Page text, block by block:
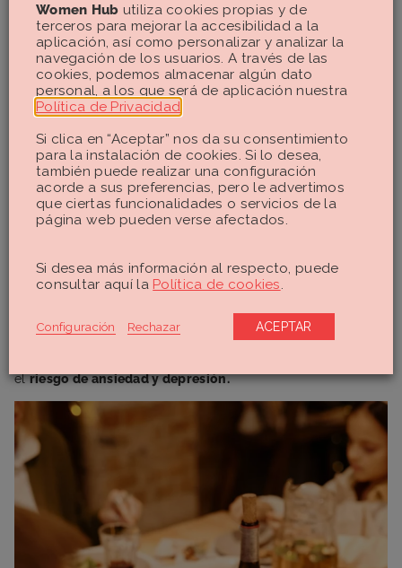
Leer este relato nos puede sorprender (e indignar), pero lo
cierto es que, si nos paramos a pensarlo un momento, nos
damos cuenta de que hemos crecido viendo cómo las
mujeres cocinaban y recogían mientras los hombres se
relajaban o socializaban tranquilamente.
Estos estereotipos, que nos acompañan en nuestro día a día,
no cogen vacaciones por Navidad. Al revés:para muchas
estrés para que otras personas disfruten, para que todo
salga bien. Este sobreesfuerzo tiene repercusiones, claro:
reportan altos niveles de conflicto entre su carga laboral
comparado con el 6,5 % de los hombres. Este
elriesgo de ansiedad y depresión.
Women Hub utiliza cookies propias y de
terceros para mejorar la accesibilidad a la
aplicación, así como personalizar y analizar la
navegación de los usuarios. A través de las
cookies, podemos almacenar algún dato
personal, a los que será de aplicación nuestra
Política de Privacidad
Si clica en “Aceptar” nos da su consentimiento
para la instalación de cookies. Si lo desea,
también puede realizar una configuración
acorde a sus preferencias, pero le advertimos
que ciertas funcionalidades o servicios de la
página web pueden verse afectados.
Si desea más información al respecto, puede
consultar aquí la Política de cookies
Configuración Rechazar ACEPTAR